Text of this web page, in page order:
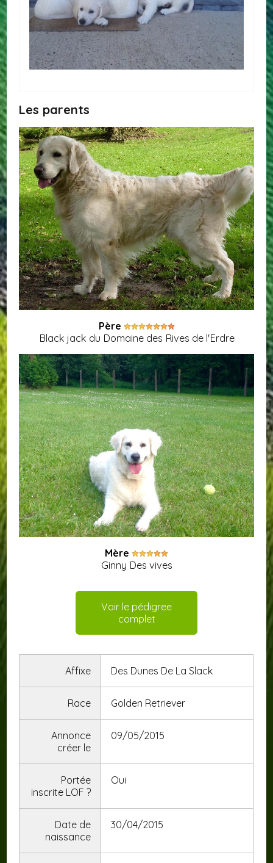
Les parents
Père
Black jack du Domaine des Rives de l'Erdre
Mère
Ginny Des vives
Voir le pédigree
complet
Affixe Des Dunes De La Slack
Race Golden Retriever
Annonce
créer le
09/05/2015
Portée
inscrite LOF?
Oui
Date de
naissance
30/04/2015